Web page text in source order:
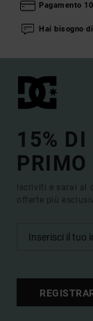
Pagamento
Hai bisogno
15% DI
PRIMO
Iscriviti e sarai al
offerte più